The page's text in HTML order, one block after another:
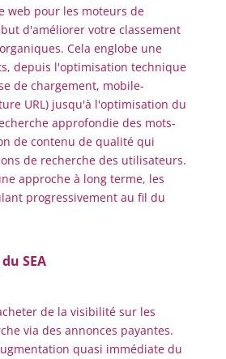
web pour les moteurs de
d'améliorer votre classement
Cela englobe une
depuis l'optimisation technique
de chargement, mobile-
URL) jusqu'à l'optimisation du
approfondie des mots-
de contenu de qualité qui
de recherche des utilisateurs.
approche à long terme, les
progressivement au fil du
SEA
de la visibilité sur les
via des annonces payantes.
quasi immédiate du